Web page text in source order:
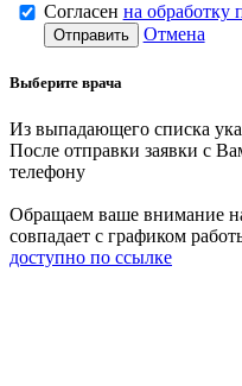
Согласен на обработку
Отправить Отмена
Выберите врача
Из выпадающего списка
После отправки заявки с
телефону
Обращаем ваше внимание
совпадает с графиком
доступно по ссылке